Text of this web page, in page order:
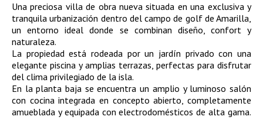
Una preciosa villa de obra nueva situada en una exclusiva y
tranquila urbanización dentro del campo de golf de Amarilla,
un entorno ideal donde se combinan diseño, confort y
naturaleza.
La propiedad está rodeada por un jardín privado con una
elegante piscina y amplias terrazas, perfectas para disfrutar
del clima privilegiado de la isla.
En la planta baja se encuentra un amplio y luminoso salón
con cocina integrada en concepto abierto, completamente
amueblada y equipada con electrodomésticos de alta gama.